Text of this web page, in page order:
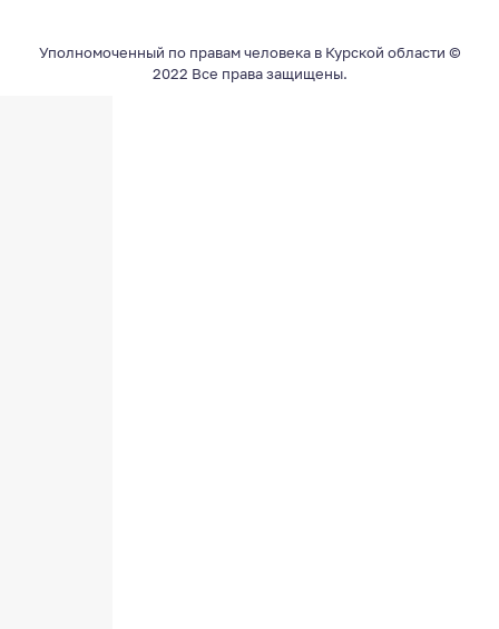
Уполномоченный по правам человека в Курской области ©
2022 Все права защищены.